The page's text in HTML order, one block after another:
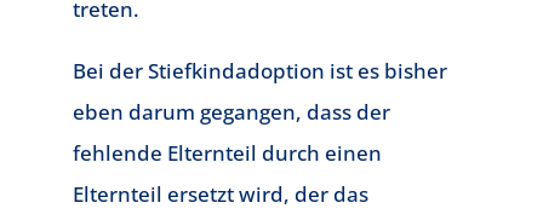
treten.
Bei der Stiefkindadoption ist es bisher
eben darum gegangen, dass der
fehlende Elternteil durch einen
Elternteil ersetzt wird, der das